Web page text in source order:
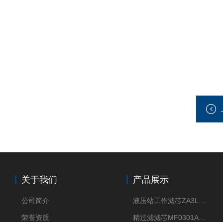
关于我们
公司简介
荣誉资质
产品展示